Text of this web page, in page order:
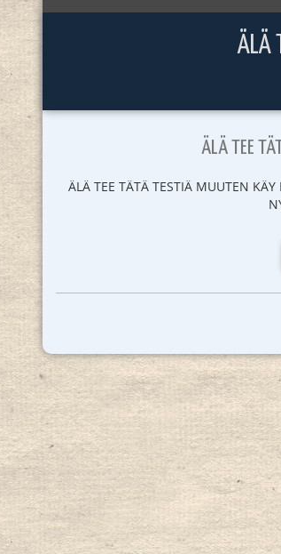
ÄLÄ
ÄLÄ TEE
ÄLÄ TEE TÄTÄ TESTIÄ MUUTEN